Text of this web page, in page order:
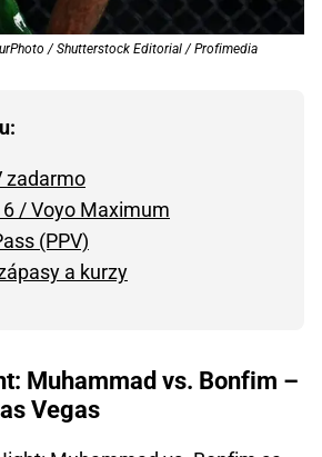
/ Shutterstock Editorial / Profimedia
zadarmo
/ Voyo Maximum
(PPV)
a kurzy
Muhammad vs. Bonfim –
Vegas